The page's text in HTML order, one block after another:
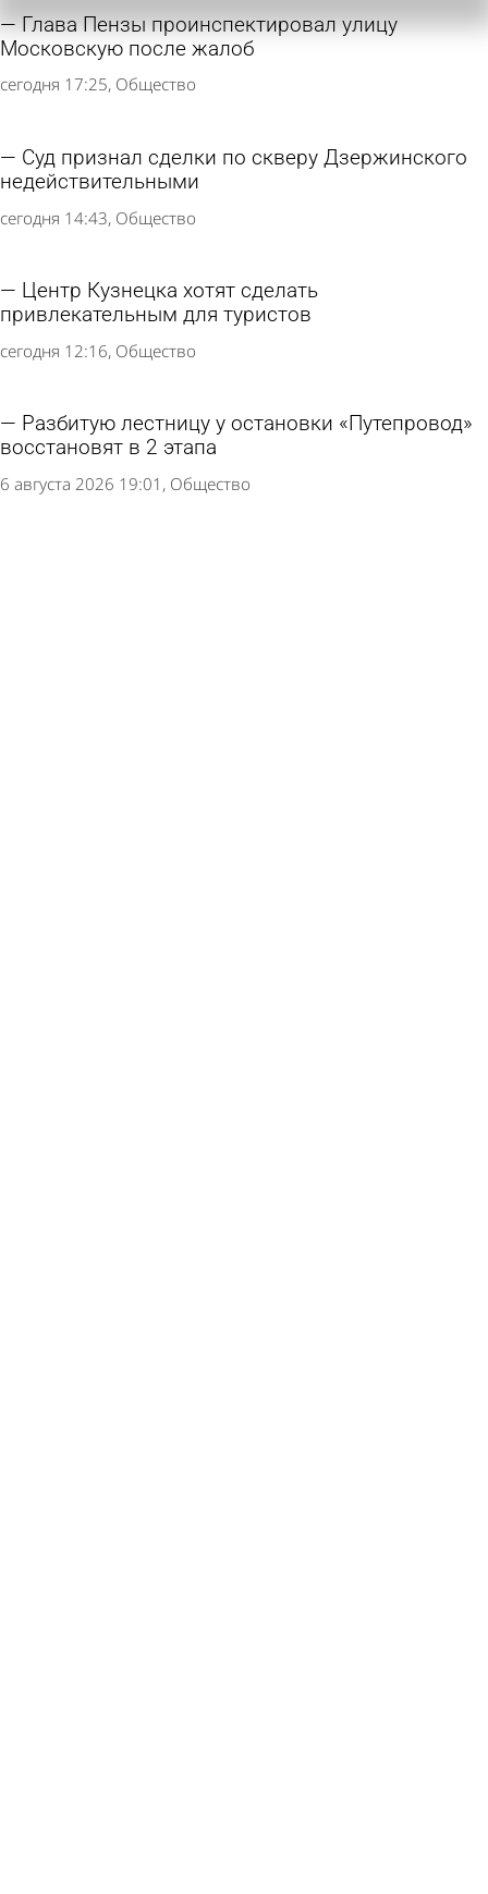
Глава Пензы проинспектировал улицу
Московскую после жалоб
сегодня 17:25 Общество
Суд признал сделки по скверу Дзержинского
недействительными
сегодня 14:43 Общество
Центр Кузнецка хотят сделать
привлекательным для туристов
сегодня 12:16 Общество
Разбитую лестницу у остановки «Путепровод»
восстановят в 2 этапа
6 августа 2026 19:01 Общество